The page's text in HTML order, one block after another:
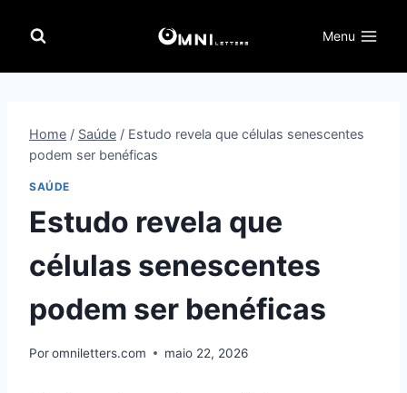
para
Menu
Home / Saúde / Estudo revela que células senescentes
podem ser benéficas
SAÚDE
Estudo revela que
células senescentes
podem ser benéficas
Poromniletters.com maio 22, 2026